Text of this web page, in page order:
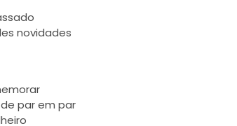
novidades
par em par